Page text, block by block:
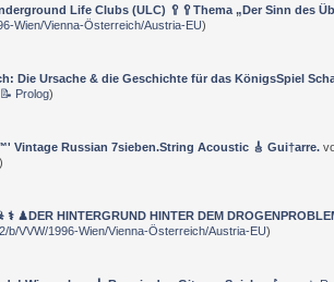
Life Clubs (ULC) 🥄🥄Thema „Der Sinn des
Wien/Vienna-Österreich/Austria-EU)
Die Ursache & die Geschichte für das KönigsSpiel
Prolog)
Vintage Russian 7sieben.String Acoustic 🎸 Gui†arre.
)
HINTERGRUND HINTER DEM
b/VVW/1996-Wien/Vienna-Österreich/Austria-EU)